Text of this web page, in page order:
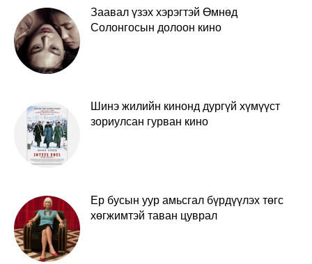
Заавал үзэх хэрэгтэй Өмнөд
Солонгосын долоон кино
Шинэ жилийн кинонд дургүй хүмүүст
зориулсан гурван кино
Ер бусын уур амьсгал бүрдүүлэх төгс
хөгжимтэй таван цуврал